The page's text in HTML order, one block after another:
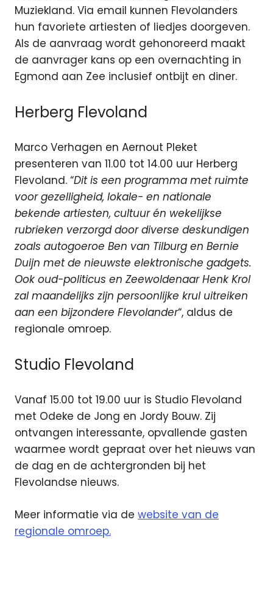
Muziekland. Via email kunnen Flevolanders
hun favoriete artiesten of liedjes doorgeven.
Als de aanvraag wordt gehonoreerd maakt
de aanvrager kans op een overnachting in
Egmond aan Zee inclusief ontbijt en diner.
Herberg Flevoland
Marco Verhagen en Aernout Pleket
presenteren van 11.00 tot 14.00 uur Herberg
Flevoland. “Dit is een programma met ruimte
voor gezelligheid, lokale- en nationale
bekende artiesten, cultuur én wekelijkse
rubrieken verzorgd door diverse deskundigen
zoals autogoeroe Ben van Tilburg en Bernie
Duijn met de nieuwste elektronische gadgets.
Ook oud-politicus en Zeewoldenaar Henk Krol
zal maandelijks zijn persoonlijke krul uitreiken
aan een bijzondere Flevolander“, aldus de
regionale omroep.
Studio Flevoland
Vanaf 15.00 tot 19.00 uur is Studio Flevoland
met Odeke de Jong en Jordy Bouw. Zij
ontvangen interessante, opvallende gasten
waarmee wordt gepraat over het nieuws van
de dag en de achtergronden bij het
Flevolandse nieuws.
Meer informatie via de website van de
regionale omroep.